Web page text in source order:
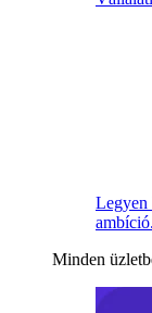
Legyen
ambíció.
Minden